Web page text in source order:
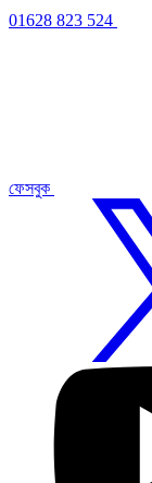
01628 823 524
ফেসবুক